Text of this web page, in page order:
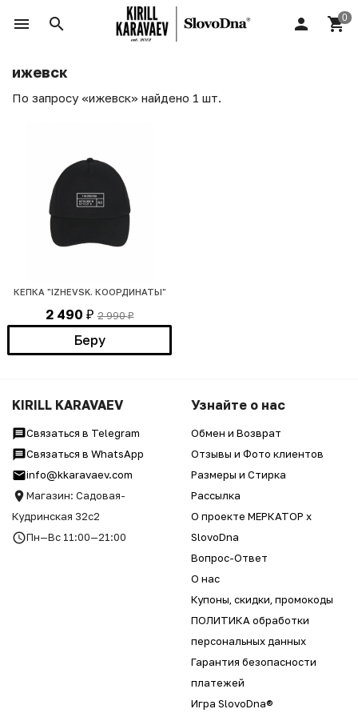
ижевск
По запросу «ижевск» найдено 1 шт.
КЕПКА "IZHEVSK. КООРДИНАТЫ"
2 490 ₽ 2 990₽
Беру
KIRILL KARAVAEV
Связаться в Telegram
Связаться в WhatsApp
info@kkaravaev.com
Магазин: Садовая-
Кудринская 32с2
Пн—Вс 11:00—21:00
Узнайте о нас
Обмен и Возврат
Отзывы и Фото клиентов
Размеры и Стирка
Рассылка
О проекте МЕРКАТОР x
SlovoDna
Вопрос-Ответ
О нас
Купоны, скидки, промокоды
ПОЛИТИКА обработки
персональных данных
Гарантия безопасности
платежей
Игра SlovoDna®